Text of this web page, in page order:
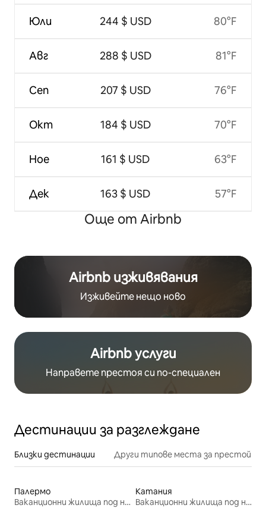
Юли
Авг
Сеп
Окт
Ное
Дек
244 $ USD
288 $ USD
207 $ USD
184 $ USD
161 $ USD
163 $ USD
80°F
81°F
76°F
70°F
63°F
57°F
Още от Airbnb
Airbnb изживявания
Изживейте нещо ново
Airbnb услуги
Направете престоя си по-специален
Дестинации за разглеждане
Близки дестинации Други типове места за престой
Палермо
Ваканционни жилища под наем
Катания
Ваканционни жилища под наем